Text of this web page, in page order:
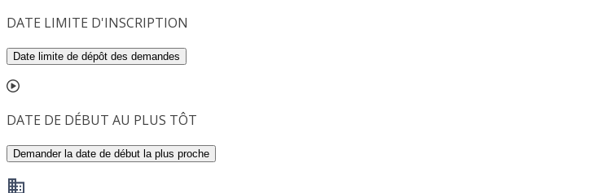
DATE LIMITE D'INSCRIPTION
Date limite de dépôt des demandes
DATE DE DÉBUT AU PLUS TÔT
Demander la date de début la plus proche